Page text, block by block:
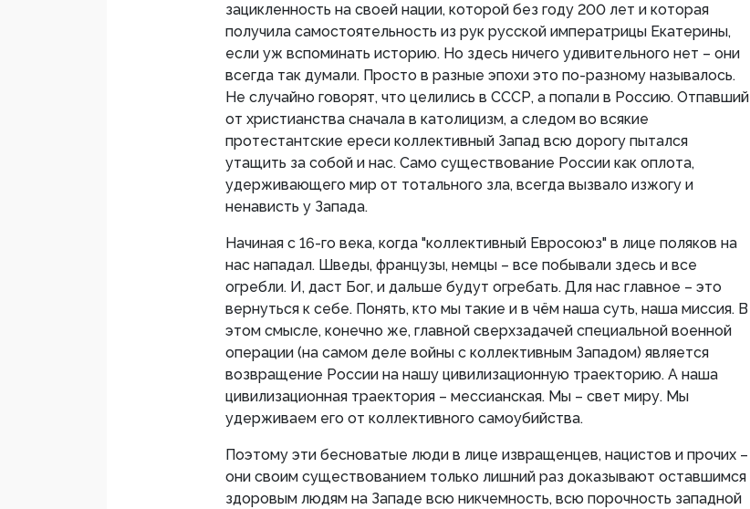
зацикленность на своей нации, которой без году 200 лет и которая
получила самостоятельность из рук русской императрицы Екатерины,
если уж вспоминать историю. Но здесь ничего удивительного нет – они
всегда так думали. Просто в разные эпохи это по-разному называлось.
Не случайно говорят, что целились в СССР, а попали в Россию. Отпавший
от христианства сначала в католицизм, а следом во всякие
протестантские ереси коллективный Запад всю дорогу пытался
утащить за собой и нас. Само существование России как оплота,
удерживающего мир от тотального зла, всегда вызвало изжогу и
ненависть у Запада.
Начиная с 16-го века, когда "коллективный Евросоюз" в лице поляков на
нас нападал. Шведы, французы, немцы – все побывали здесь и все
огребли. И, даст Бог, и дальше будут огребать. Для нас главное – это
вернуться к себе. Понять, кто мы такие и в чём наша суть, наша миссия. В
этом смысле, конечно же, главной сверхзадачей специальной военной
операции (на самом деле войны с коллективным Западом) является
возвращение России на нашу цивилизационную траекторию. А наша
цивилизационная траектория – мессианская. Мы – свет миру. Мы
удерживаем его от коллективного самоубийства.
Поэтому эти бесноватые люди в лице извращенцев, нацистов и прочих –
они своим существованием только лишний раз доказывают оставшимся
здоровым людям на Западе всю никчемность, всю порочность западной